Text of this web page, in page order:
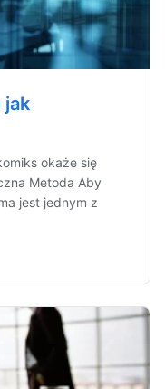
jak
okaże się
Metoda Aby
jest jednym z